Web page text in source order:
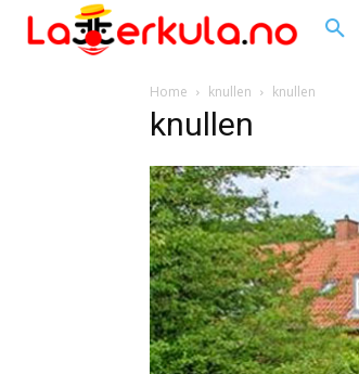
Home knullen knullen
knullen